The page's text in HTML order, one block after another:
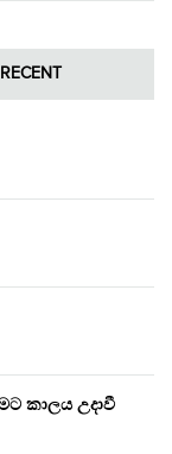
RECENT
කාලය උදාවී